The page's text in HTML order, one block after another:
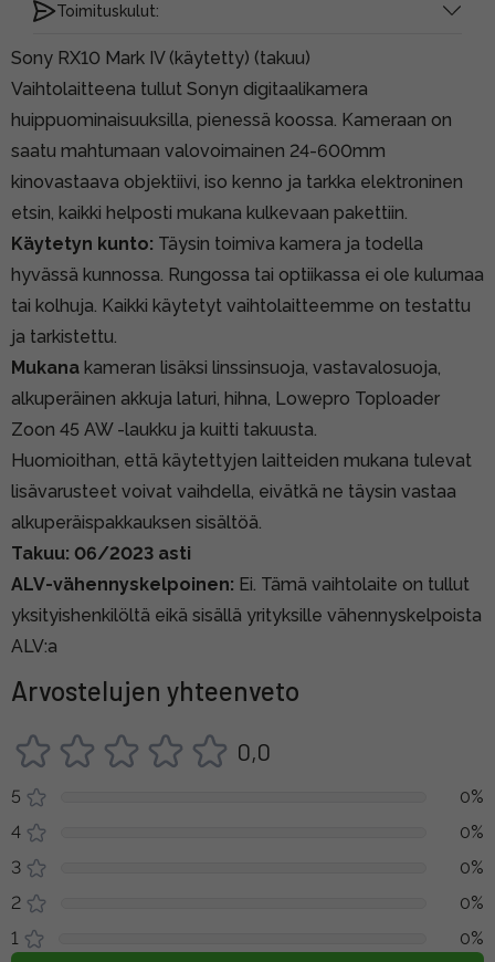
Toimituskulut:
Sony RX10 Mark IV (käytetty) (takuu)
Vaihtolaitteena tullut Sonyn digitaalikamera
huippuominaisuuksilla, pienessä koossa. Kameraan on
saatu mahtumaan valovoimainen 24-600mm
kinovastaava objektiivi, iso kenno ja tarkka elektroninen
etsin, kaikki helposti mukana kulkevaan pakettiin.
Käytetyn kunto: Täysin toimiva kamera ja todella
hyvässä kunnossa. Rungossa tai optiikassa ei ole kulumaa
tai kolhuja. Kaikki käytetyt vaihtolaitteemme on testattu
ja tarkistettu.
Mukana kameran lisäksi linssinsuoja, vastavalosuoja,
alkuperäinen akkuja laturi, hihna, Lowepro Toploader
Zoon 45 AW -laukku ja kuitti takuusta.
Huomioithan, että käytettyjen laitteiden mukana tulevat
lisävarusteet voivat vaihdella, eivätkä ne täysin vastaa
alkuperäispakkauksen sisältöä.
Takuu: 06/2023 asti
ALV-vähennyskelpoinen: Ei. Tämä vaihtolaite on tullut
yksityishenkilöltä eikä sisällä yrityksille vähennyskelpoista
ALV:a
Arvostelujen yhteenveto
0,0
5
0%
4
0%
3
0%
2
0%
1
0%